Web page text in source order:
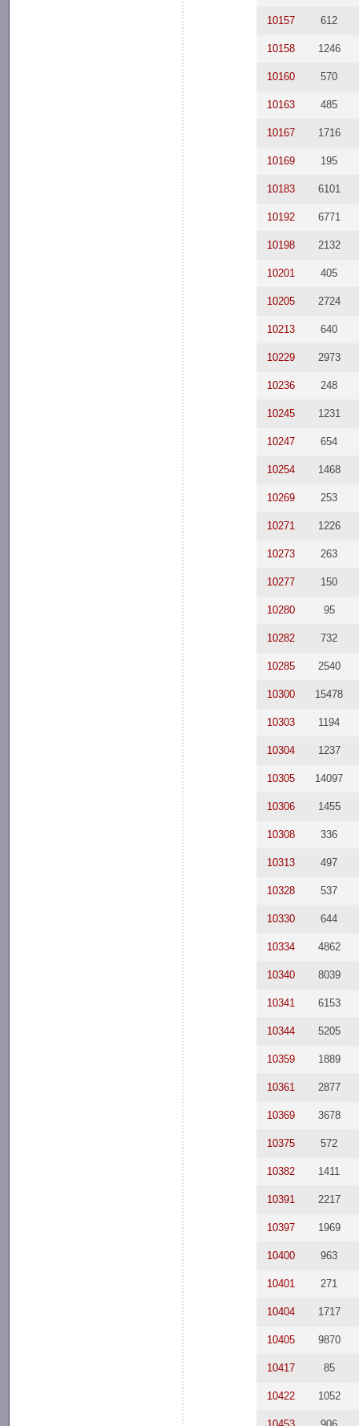
10157 612
10158 1246
10160 570
10163 485
10167 1716
10169 195
10183 6101
10192 6771
10198 2132
10201 405
10205 2724
10213 640
10229 2973
10236 248
10245 1231
10247 654
10254 1468
10269 253
10271 1226
10273 263
10277 150
10280 95
10282 732
10285 2540
10300 15478
10303 1194
10304 1237
10305 14097
10306 1455
10308 336
10313 497
10328 537
10330 644
10334 4862
10340 8039
10341 6153
10344 5205
10359 1889
10361 2877
10369 3678
10375 572
10382 1411
10391 2217
10397 1969
10400 963
10401 271
10404 1717
10405 9870
10417 85
10422 1052